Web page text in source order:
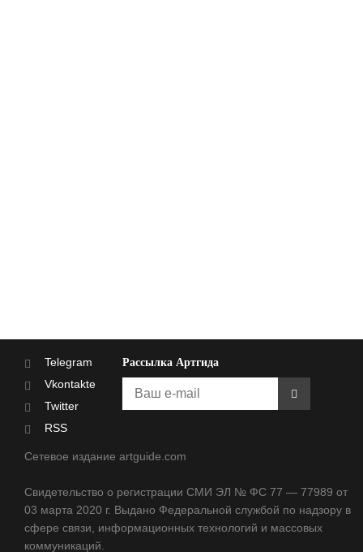
Telegram
Vkontakte
Twitter
RSS
Рассылка Артгида
Сетевое издание artguide.com
Свидетельство о регистрации СМИ ЭЛ № ФС 77 — 77989 от
03 марта 2020 г. Выдано Федеральной службой по надзору в
сфере связи, информационных технологий и массовых
коммуникаций.